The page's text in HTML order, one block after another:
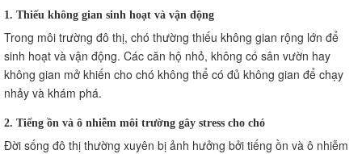
9. Làm sao để bảo vệ chó khỏi tai nạn giao thông?
10. Có nên cho chó tham gia các hoạt động và sự kiện
liên quan đến chó trong đô thị?
VII. Kết luận
1. Thiếu không gian sinh hoạt và vận động
Trong môi trường đô thị, chó thường thiếu không gian rộng lớn để
sinh hoạt và vận động. Các căn hộ nhỏ, không có sân vườn hay
không gian mở khiến cho chó không thể có đủ không gian để chạy
nhảy và khám phá.
2. Tiếng ồn và ô nhiễm môi trường gây stress cho chó
Đời sống đô thị thường xuyên bị ảnh hưởng bởi tiếng ồn và ô nhiễm